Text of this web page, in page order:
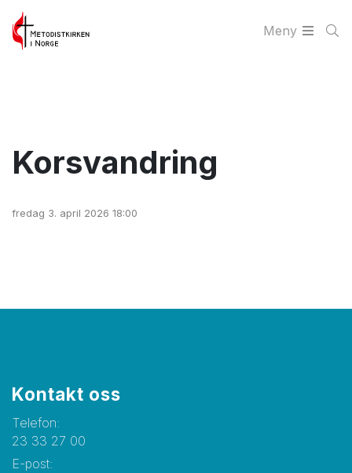
Meny
Korsvandring
fredag 3. april 2026 18:00
Kontakt oss
Telefon:
23 33 27 00
E-post: